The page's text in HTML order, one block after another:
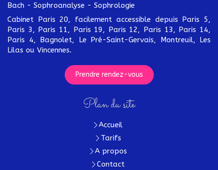
Bach - Sophroanalyse - Sophrologie
Cabinet Paris 20, facilement accessible depuis Paris 5,
Paris 3, Paris 11, Paris 19, Paris 12, Paris 13, Paris 14,
Paris 4, Bagnolet, Le Pré-Saint-Gervais, Montreuil, Les
Lilas ou Vincennes.
Prendre rendez-vous
Plan du site
Accueil
Tarifs
A propos
Contact